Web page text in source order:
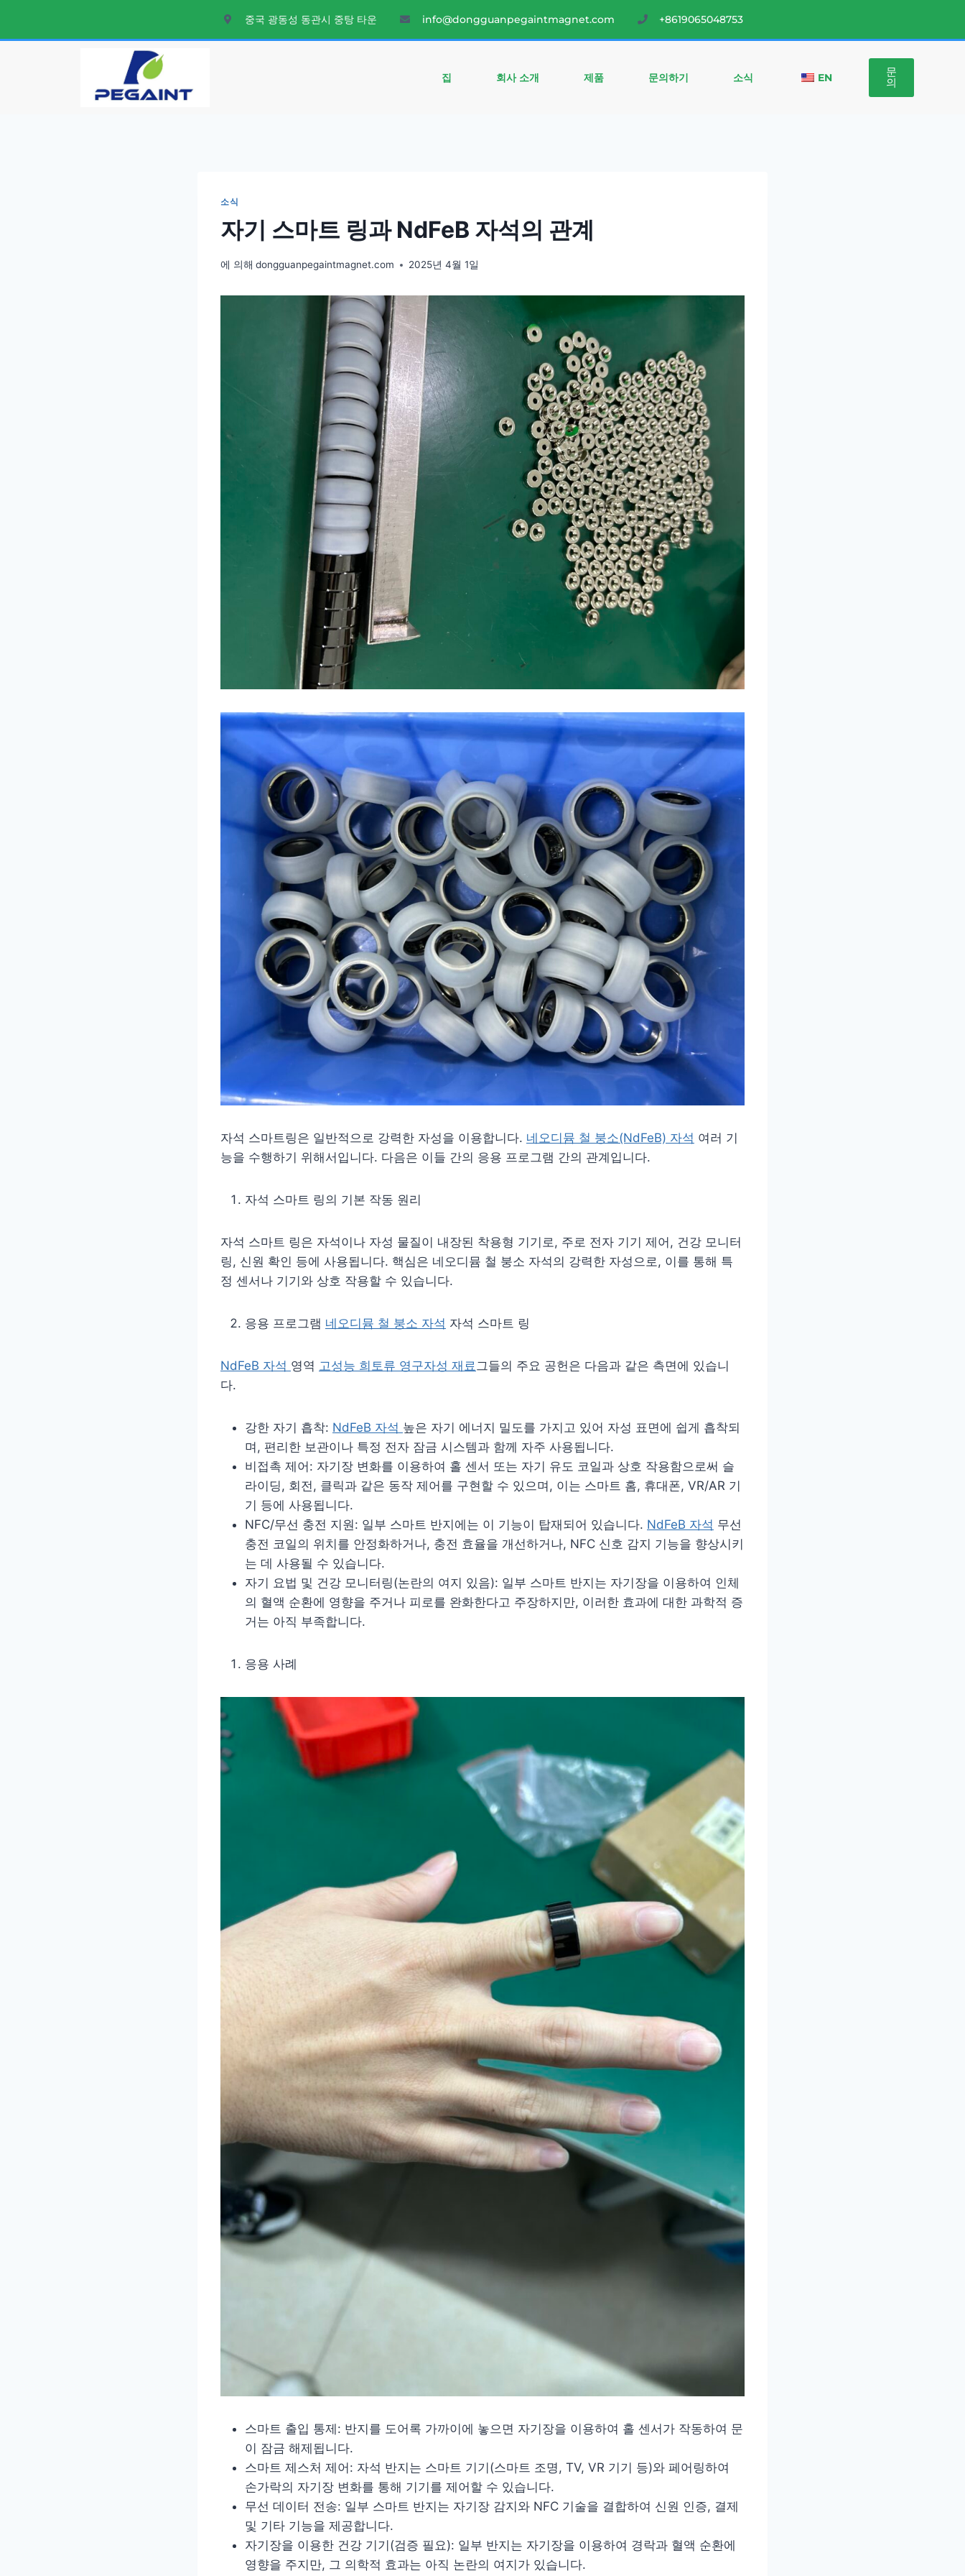
중국 광동성 동관시 중탕 타운 info@dongguanpegaintmagnet.com +8619065048753
집 회사 소개 제품 문의하기 소식 EN
문
의
소식
자기 스마트 링과 NdFeB 자석의 관계
에 의해 dongguanpegaintmagnet.com 2025년 4월 1일
자석 스마트링은 일반적으로 강력한 자성을 이용합니다. 네오디뮴 철 붕소(NdFeB) 자석 여러 기
능을 수행하기 위해서입니다. 다음은 이들 간의 응용 프로그램 간의 관계입니다.
자석 스마트 링의 기본 작동 원리
자석 스마트 링은 자석이나 자성 물질이 내장된 착용형 기기로, 주로 전자 기기 제어, 건강 모니터
링, 신원 확인 등에 사용됩니다. 핵심은 네오디뮴 철 붕소 자석의 강력한 자성으로, 이를 통해 특
정 센서나 기기와 상호 작용할 수 있습니다.
응용 프로그램 네오디뮴 철 붕소 자석 자석 스마트 링
NdFeB 자석 영역 고성능 희토류 영구자성 재료그들의 주요 공헌은 다음과 같은 측면에 있습니
다.
강한 자기 흡착: NdFeB 자석 높은 자기 에너지 밀도를 가지고 있어 자성 표면에 쉽게 흡착되
며, 편리한 보관이나 특정 전자 잠금 시스템과 함께 자주 사용됩니다.
비접촉 제어: 자기장 변화를 이용하여 홀 센서 또는 자기 유도 코일과 상호 작용함으로써 슬
라이딩, 회전, 클릭과 같은 동작 제어를 구현할 수 있으며, 이는 스마트 홈, 휴대폰, VR/AR 기
기 등에 사용됩니다.
NFC/무선 충전 지원: 일부 스마트 반지에는 이 기능이 탑재되어 있습니다. NdFeB 자석 무선
충전 코일의 위치를 안정화하거나, 충전 효율을 개선하거나, NFC 신호 감지 기능을 향상시키
는 데 사용될 수 있습니다.
자기 요법 및 건강 모니터링(논란의 여지 있음): 일부 스마트 반지는 자기장을 이용하여 인체
의 혈액 순환에 영향을 주거나 피로를 완화한다고 주장하지만, 이러한 효과에 대한 과학적 증
거는 아직 부족합니다.
응용 사례
스마트 출입 통제: 반지를 도어록 가까이에 놓으면 자기장을 이용하여 홀 센서가 작동하여 문
이 잠금 해제됩니다.
스마트 제스처 제어: 자석 반지는 스마트 기기(스마트 조명, TV, VR 기기 등)와 페어링하여
손가락의 자기장 변화를 통해 기기를 제어할 수 있습니다.
무선 데이터 전송: 일부 스마트 반지는 자기장 감지와 NFC 기술을 결합하여 신원 인증, 결제
및 기타 기능을 제공합니다.
자기장을 이용한 건강 기기(검증 필요): 일부 반지는 자기장을 이용하여 경락과 혈액 순환에
영향을 주지만, 그 의학적 효과는 아직 논란의 여지가 있습니다.